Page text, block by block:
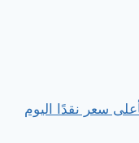
سعر نقدًا اليوم